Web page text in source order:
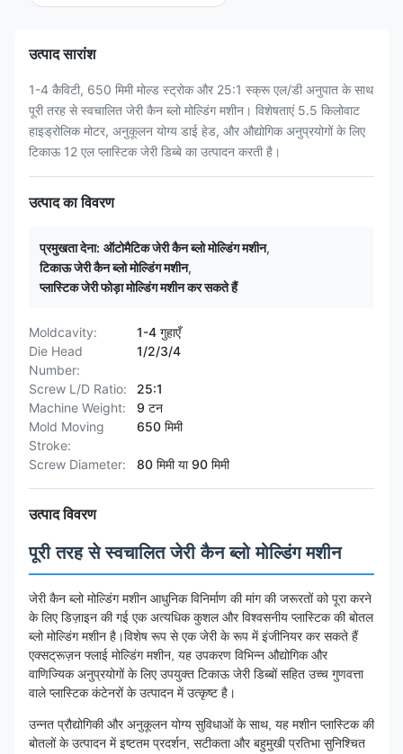
उत्पाद सारांश
1-4 कैविटी, 650 मिमी मोल्ड स्ट्रोक और 25:1 स्क्रू एल/डी अनुपात के साथ
पूरी तरह से स्वचालित जेरी कैन ब्लो मोल्डिंग मशीन। विशेषताएं 5.5 किलोवाट
हाइड्रोलिक मोटर, अनुकूलन योग्य डाई हेड, और औद्योगिक अनुप्रयोगों के लिए
टिकाऊ 12 एल प्लास्टिक जेरी डिब्बे का उत्पादन करती है।
उत्पाद का विवरण
प्रमुखता देना: ऑटोमैटिक जेरी कैन ब्लो मोल्डिंग मशीन,
टिकाऊ जेरी कैन ब्लो मोल्डिंग मशीन,
प्लास्टिक जेरी फोड़ा मोल्डिंग मशीन कर सकते हैं
Moldcavity:
1-4 गुहाएँ
Die Head
Number:
1/2/3/4
Screw L/D Ratio:
25:1
Machine Weight:
9 टन
Mold Moving
Stroke:
650 मिमी
Screw Diameter: 80 मिमी या 90 मिमी
उत्पाद विवरण
पूरी तरह से स्वचालित जेरी कैन ब्लो मोल्डिंग मशीन
जेरी कैन ब्लो मोल्डिंग मशीन आधुनिक विनिर्माण की मांग की जरूरतों को पूरा करने
के लिए डिज़ाइन की गई एक अत्यधिक कुशल और विश्वसनीय प्लास्टिक की बोतल
ब्लो मोल्डिंग मशीन है।विशेष रूप से एक जेरी के रूप में इंजीनियर कर सकते हैं
एक्सट्रूज़न फ्लाई मोल्डिंग मशीन, यह उपकरण विभिन्न औद्योगिक और
वाणिज्यिक अनुप्रयोगों के लिए उपयुक्त टिकाऊ जेरी डिब्बों सहित उच्च गुणवत्ता
वाले प्लास्टिक कंटेनरों के उत्पादन में उत्कृष्ट है।
उन्नत प्रौद्योगिकी और अनुकूलन योग्य सुविधाओं के साथ, यह मशीन प्लास्टिक की
बोतलों के उत्पादन में इष्टतम प्रदर्शन, सटीकता और बहुमुखी प्रतिभा सुनिश्चित